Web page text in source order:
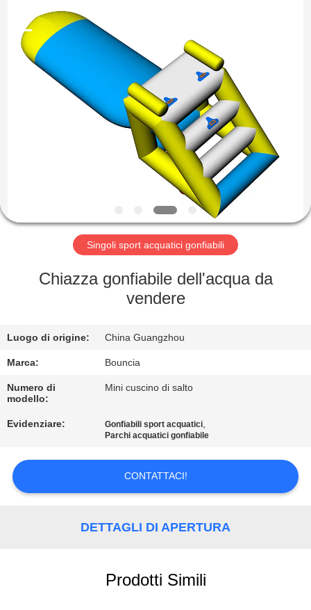
CASA
PRODOTTI
CIRCA
NOI
GIRO
CONTROLLO
DI
QUALITÀ
RICHIEDA
Inflatables
Factory.
Reserved.
Singoli sport acquatici gonfiabili
Chiazza gonfiabile dell'acqua da
vendere
Luogo di origine: China Guangzhou
Marca: Bouncia
Numero di
modello:
Mini cuscino di salto
Evidenziare: Gonfiabili sport acquatici,
Parchi acquatici gonfiabile
CONTATTACI!
DETTAGLI DI APERTURA
Prodotti Simili